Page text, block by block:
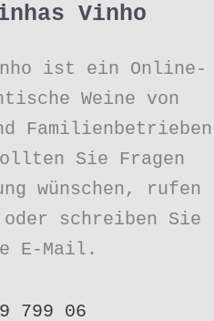
Vinho
ist ein Online-
Weine von
Familienbetrieben
Sie Fragen
wünschen, rufen
schreiben Sie
E-Mail.
799 06